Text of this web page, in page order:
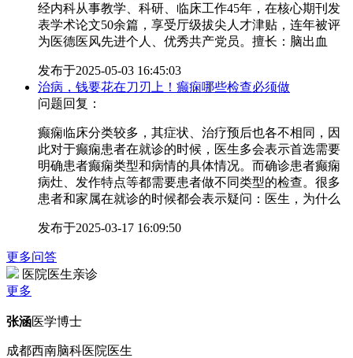
经内科从事教学、科研、临床工作45年，在核心期刊发
表学术论文50余篇，享受厅级拔尖人才津贴，连年被评
为医德医风先进个人、优秀共产党员。擅长：脑出血
发布于2025-05-03 16:45:03
治病，钱要花在刀刃上！癫痫哪些检查必须做
问题回复：
癫痫临床分类较多，其症状、治疗预后也各不相同，因
此对于癫痫患者在就诊的时候，医生多会表示首选需要
明确患者癫痫类型和病情的具体情况。而确诊患者癫痫
病灶、发作特点等都需要患者做不同类型的检查。很多
患者和家属在就诊的时候都会表示疑问：医生，为什么
发布于2025-03-17 16:09:50
更多问答
医院医生亲诊
更多
张涵医学博士
成都西南脑科医院医生